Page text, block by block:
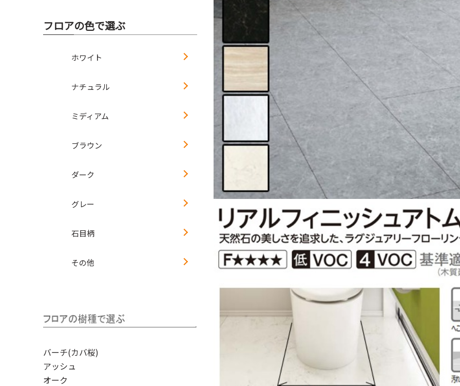
フロアの色で選ぶ
ホワイト
ナチュラル
ミディアム
ブラウン
ダーク
グレー
石目柄
その他
バーチ(カバ桜)
アッシュ
オーク